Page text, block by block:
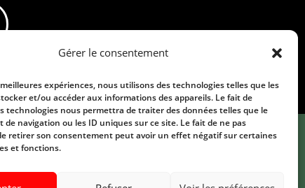
Gérer le consentement
expériences, nous utilisons des technologies telles que les
et/ou accéder aux informations des appareils. Le fait de
technologies nous permettra de traiter des données telles que le
de navigation ou les ID uniques sur ce site. Le fait de ne pas
retirer son consentement peut avoir un effet négatif sur certaines
et fonctions.Multi points